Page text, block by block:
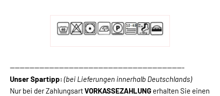
-----------------------------------------------------------------------
Unser Spartipp: (bei Lieferungen innerhalb Deutschlands)
Nur bei der ZahlungsartVORKASSEZAHLUNG erhalten Sie einen